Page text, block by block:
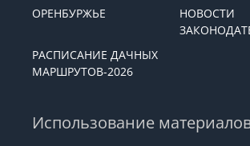
ОРЕНБУРЖЬЕ
НОВОСТИ
РАСПИСАНИЕ ДАЧНЫХ
МАРШРУТОВ-2026
Использование